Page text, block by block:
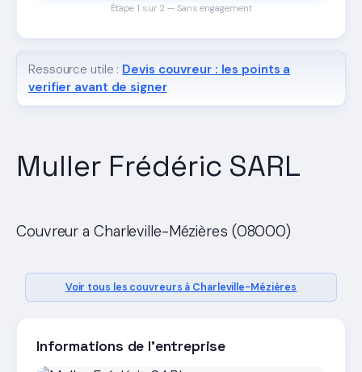
Muller Frédéric SARL
Couvreur a Charleville-Mézières (08000)
Voir tous les couvreurs à Charleville-Mézières
Informations de l'entreprise
Étape 1 sur 2 — Sans engagement
Ressource utile : Devis couvreur : les points a
verifier avant de signer